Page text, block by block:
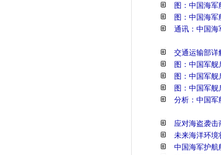
图：中国海
图：中国海
通讯：中国海
交通运输部详
图：中国军
图：中国军
图：中国军
分析：中国军
应对海盗袭
未来海洋环境
中国海军护航